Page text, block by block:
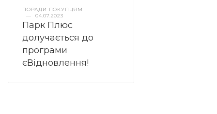
ПОРАДИ ПОКУПЦЯМ
—
04.07.2023
Парк Плюс
долучається до
програми
єВідновлення!